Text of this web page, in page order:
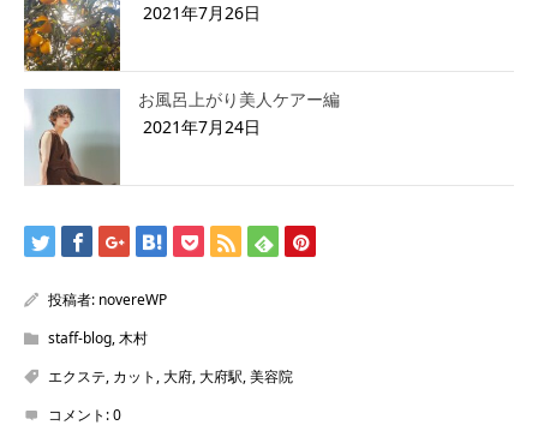
2021年7月26日
お風呂上がり美人ケアー編
2021年7月24日
投稿者: novereWP
staff-blog,木村
エクステ, カット ,大府,大府駅,美容院
コメント:0